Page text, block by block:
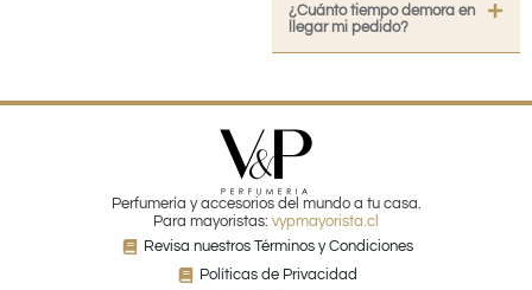
¿Cuánto tiempo demora en
llegar mi pedido?
Perfumería y accesorios del mundo a tu casa.
Para mayoristas: vypmayorista.cl
Revisa nuestros Términos y Condiciones
Políticas de Privacidad